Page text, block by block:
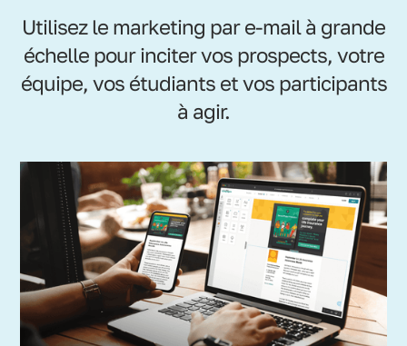
Utilisez le marketing par e-mail à grande
échelle pour inciter vos prospects, votre
équipe, vos étudiants et vos participants
à agir.